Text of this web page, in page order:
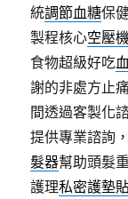
統調節血糖保
製程核心空壓
食物超級好吃
謝的非處方止
間透過客製化
提供專業諮詢
髮器幫助頭髮
護理私密護墊